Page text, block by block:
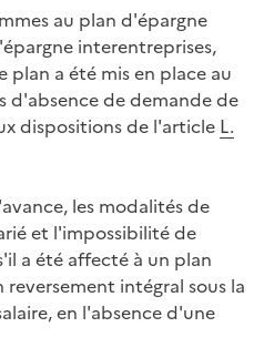
au plan d'épargne
interentreprises,
plan a été mis en place au
d'absence de demande de
dispositions de l'article L.
les modalités de
et l'impossibilité de
a été affecté à un plan
intégral sous la
en l'absence d'une